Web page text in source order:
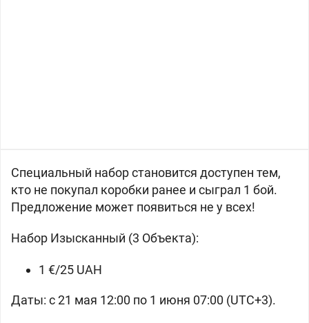
Специальный набор становится доступен тем,
кто не покупал коробки ранее и сыграл 1 бой.
Предложение может появиться не у всех!
Набор Изысканный (3 Объекта):
1 €/25 UAH
Даты: с 21 мая 12:00 по 1 июня 07:00 (UTC+3).